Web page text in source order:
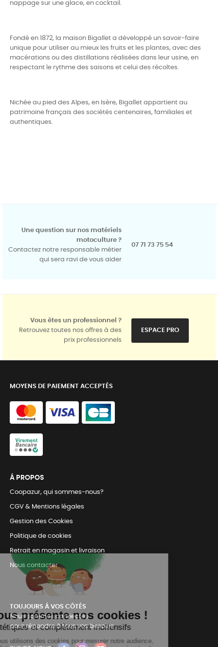
nappage sur une glace, en cocktail.
Fondé en 1872, la maison Bigallet a développé un savoir-faire
unique pour utiliser au mieux les fruits et les plantes, avec des
macérations ou des distillations réalisées dans leur usine, en
respectant le rythme des saisons et celui des récoltes.
Nichée au pied des Alpes, en Isère, Bigallet appartient au
patrimoine français des sociétés centenaires, familiales et
authentiques.
Une question sur nos matériels
motoculture ?
Contactez notre responsable métier
qui sera ravi de vous aider
07 71 73 75 54
Vous êtes un professionnel ?
Retrouvez toutes nos offres à des
prix professionnels
ESPACE PRO
MOYENS DE PAIEMENT ACCEPTÉS
Á PROPOS
Coopazur, qui sommes-nous?
CGV & Mentions légales
Gestion des Cookies
Politique de cookies
Retrait en magasin et livraison
Nous contacter
TOUJOURS Á VOS CÔTÉS
Nous sommes connectés
pour répondre à tous vos besoins